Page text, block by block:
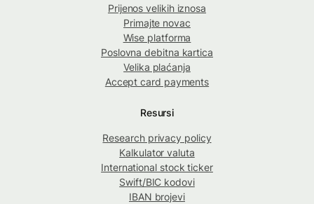
Prijenos velikih iznosa
Primajte novac
Wise platforma
Poslovna debitna kartica
Velika plaćanja
Accept card payments
Resursi
Research privacy policy
Kalkulator valuta
International stock ticker
Swift/BIC kodovi
IBAN brojevi